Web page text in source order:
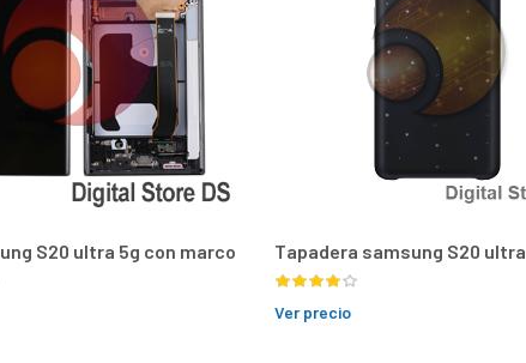
S20 ultra 5g con marco Tapadera samsung S20 ultra
Ver precio